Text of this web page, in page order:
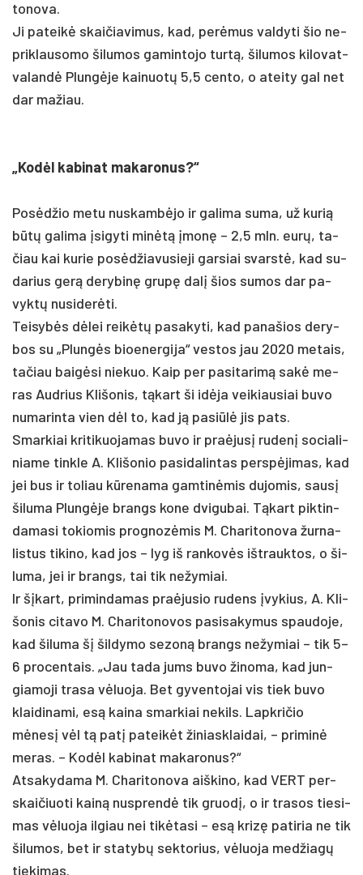
to­no­va.
Ji pa­teikė skai­čia­vi­mus, kad, per­ėmus val­dy­ti šio ne­
prik­lau­so­mo ši­lu­mos ga­min­to­jo turtą, ši­lu­mos ki­lo­vat­
va­landė Plungė­je kai­nuotų 5,5 cen­to, o atei­ty gal net
dar ma­žiau.
„Kodėl ka­bi­nat ma­ka­ro­nus?“
Posėd­žio me­tu nu­skambė­jo ir ga­li­ma su­ma, už ku­rią
būtų ga­li­ma įsi­gy­ti minėtą įmonę – 2,5 mln. eurų, ta­
čiau kai ku­rie po­sėdžia­vu­sie­ji gar­siai svarstė, kad su­
da­rius gerą de­ry­binę grupę dalį šios su­mos dar pa­
vyktų nu­si­derė­ti.
Tei­sybės dėlei reikėtų pa­sa­ky­ti, kad pa­na­šios de­ry­
bos su „Plungės bioe­ner­gi­ja“ ves­tos jau 2020 me­tais,
ta­čiau baigė­si nie­kuo. Kaip per pa­si­ta­rimą sakė me­
ras Aud­rius Kli­šo­nis, tąkart ši idė­ja vei­kiau­siai bu­vo
nu­ma­rin­ta vien dėl to, kad ją pa­si­ūlė jis pa­ts.
Smar­kiai kri­ti­kuo­ja­mas bu­vo ir pra­ėjusį ru­denį so­cia­li­
nia­me tink­le A. Kli­šo­nio pa­si­da­lin­tas per­spėji­mas, kad
jei bus ir to­liau kūre­na­ma gam­tinė­mis du­jo­mis, sausį
ši­lu­ma Plungė­je brangs ko­ne dvi­gu­bai. Tąkart pik­tin­
da­ma­si to­kio­mis pro­gnozė­mis M. Cha­ri­to­no­va žur­na­
lis­tus ti­ki­no, kad jos – lyg iš ran­kovės išt­rauk­tos, o ši­
lu­ma, jei ir brangs, tai tik ne­žy­miai.
Ir šįkart, pri­min­da­mas pra­ėju­sio ru­dens įvy­kius, A. Kli­
šo­nis ci­ta­vo M. Cha­ri­to­no­vos pa­si­sa­ky­mus spaudoje,
kad ši­lu­ma šį šil­dy­mo se­zoną brangs ne­žy­miai – tik 5–
6 pro­cen­tais. „Jau ta­da jums bu­vo ži­no­ma, kad jun­
gia­mo­ji tra­sa vėluo­ja. Bet gy­ven­to­jai vis tiek bu­vo
klai­di­na­mi, esą kai­na smar­kiai ne­kils. Lapk­ri­čio
mėnesį vėl tą pa­tį pa­teikėt ži­niask­lai­dai, – pri­minė
me­ras. – Kodėl ka­bi­nat ma­ka­ro­nus?“
At­sa­ky­da­ma M. Cha­ri­to­no­va aiš­ki­no, kad VERT per­
skai­čiuo­ti kainą nu­sprendė tik gruodį, o ir tra­sos tie­si­
mas vėluo­ja il­giau nei tikė­ta­si – esą krizę pa­ti­ria ne tik
ši­lu­mos, bet ir sta­tybų sek­to­rius, vėluo­ja med­žiagų
tie­ki­mas.